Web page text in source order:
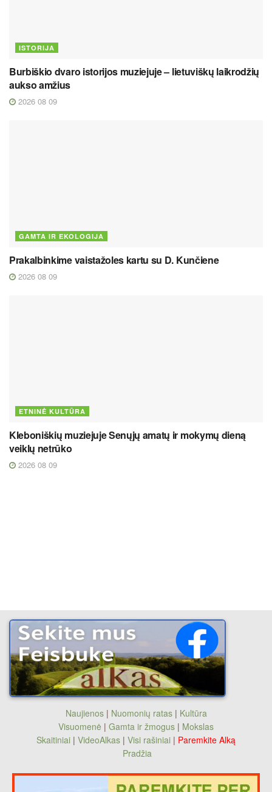
ISTORIJA
Burbiškio dvaro istorijos muziejuje – lietuviškų laikrodžių
aukso amžius
2026 08 09
GAMTA IR EKOLOGIJA
Prakalbinkime vaistažoles kartu su D. Kunčiene
2026 08 09
ETNINĖ KULTŪRA
Kleboniškių muziejuje Senųjų amatų ir mokymų dieną
veiklų netrūko
2026 08 09
Naujienos| Nuomonių ratas| Kultūra
Visuomenė | Gamta ir žmogus | Mokslas
Skaitiniai | VideoAlkas | Visi rašiniai | Paremkite Alką
Pradžia